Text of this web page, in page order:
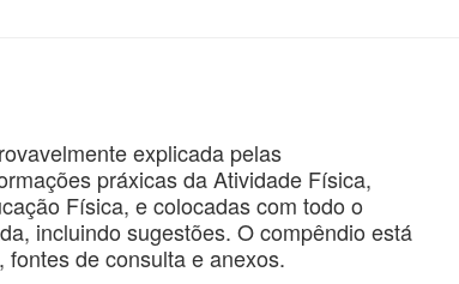
explicada pelas
práxicas da Atividade Física,
Física, e colocadas com todo o
incluindo sugestões. O compêndio está
de consulta e anexos.